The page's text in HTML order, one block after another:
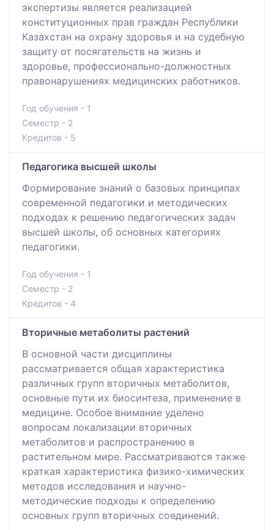
экспертизы является реализацией
конституционных прав граждан Республики
Казахстан на охрану здоровья и на судебную
защиту от посягательств на жизнь и
здоровье, профессионально-должностных
правонарушениях медицинских работников.
Год обучения - 1
Семестр - 2
Кредитов - 5
Педагогика высшей школы
Формирование знаний о базовых принципах
современной педагогики и методических
подходах к решению педагогических задач
высшей школы, об основных категориях
педагогики.
Год обучения - 1
Семестр - 2
Кредитов - 4
Вторичные метаболиты растений
В основной части дисциплины
рассматривается общая характеристика
различных групп вторичных метаболитов,
основные пути их биосинтеза, применение в
медицине. Особое внимание уделено
вопросам локализации вторичных
метаболитов и распространению в
растительном мире. Рассматриваются также
краткая характеристика физико-химических
методов исследования и научно-
методические подходы к определению
основных групп вторичных соединений.